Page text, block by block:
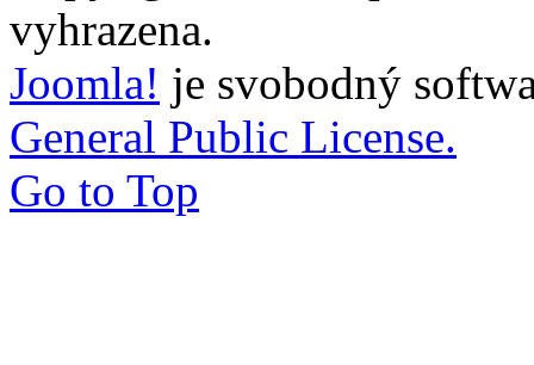
vyhrazena.
Joomla! je svobodný
General Public License.
Go to Top